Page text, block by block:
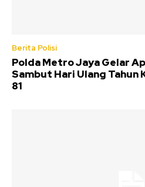
Berita Polisi
Polda Metro Jaya Gelar
Sambut Hari Ulang Tahun
81